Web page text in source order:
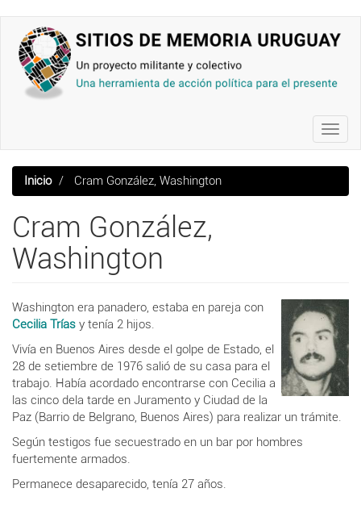
contenido
principal
Inicio Cram González, Washington
Cram González,
Washington
Washington era panadero, estaba en pareja con
Cecilia Trías y tenía 2 hijos.
Vivía en Buenos Aires desde el golpe de Estado, el
28 de setiembre de 1976 salió de su casa para el
trabajo. Había acordado encontrarse con Cecilia a
las cinco dela tarde en Juramento y Ciudad de la
Paz (Barrio de Belgrano, Buenos Aires) para realizar un trámite.
Según testigos fue secuestrado en un bar por hombres
fuertemente armados.
Permanece desaparecido, tenía 27 años.